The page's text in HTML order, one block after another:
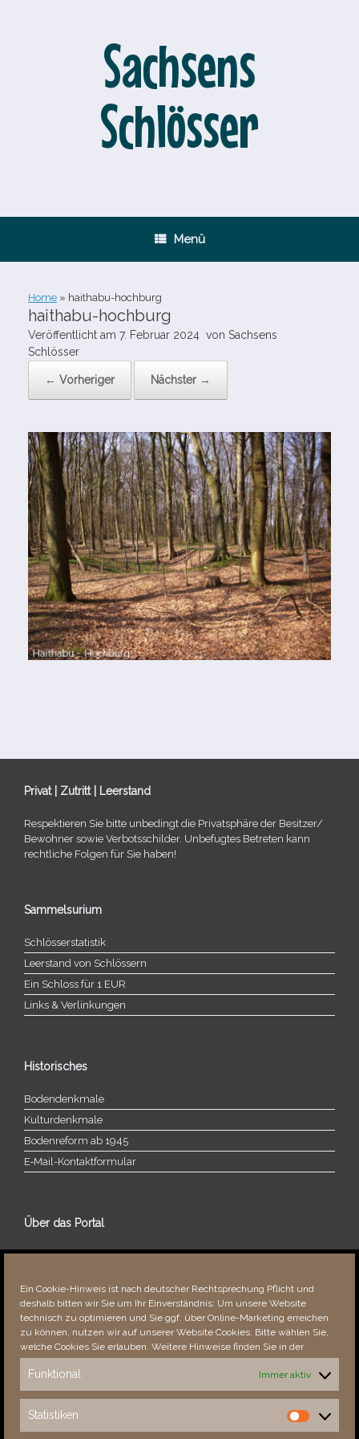
Ein Cookie-Hinweis ist nach deutscher Rechtsprechung Pflicht und
deshalb bitten wir Sie um Ihr Einverständnis: Um unsere Website
technisch zu optimieren und Sie ggf. über Online-Marketing erreichen
zu können, nutzen wir auf unserer Website Cookies. Bitte wählen Sie,
welche Cookies Sie erlauben. Weitere Hinweise finden Sie in der
Funktional Immer aktiv
Statistiken
Statistiken
Sachsens
Schlösser
Menü
Home » haithabu-​hochburg
haithabu-​hochburg
Veröffentlicht am 7. Februar 2024 von Sachsens
Schlösser
← Vorheriger Nächster →
Privat | Zutritt | Leerstand
Respektieren Sie bitte unbe­dingt die Privatsphäre der Besitzer/​
Bewohner sowie Verbotsschilder. Unbefugtes Betreten kann
recht­li­che Folgen für Sie haben!
Sammelsurium
Schlösserstatistik
Leerstand von Schlössern
Ein Schloss für 1 EUR
Links & Verlinkungen
Historisches
Bodendenkmale
Kulturdenkmale
Bodenreform ab 1945
E‑Mail-​​Kontaktformular
Über das Portal
Über dieses Portal
Fehler bemerkt?
Besucher seit 08/​2021